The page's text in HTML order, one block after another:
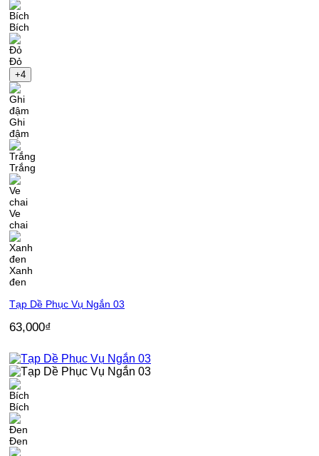
Bích
Đỏ
+4
Ghi
đậm
Trắng
Ve
chai
Xanh
đen
Tạp Dề Phục Vụ Ngắn 03
63,000₫
Bích
Đen